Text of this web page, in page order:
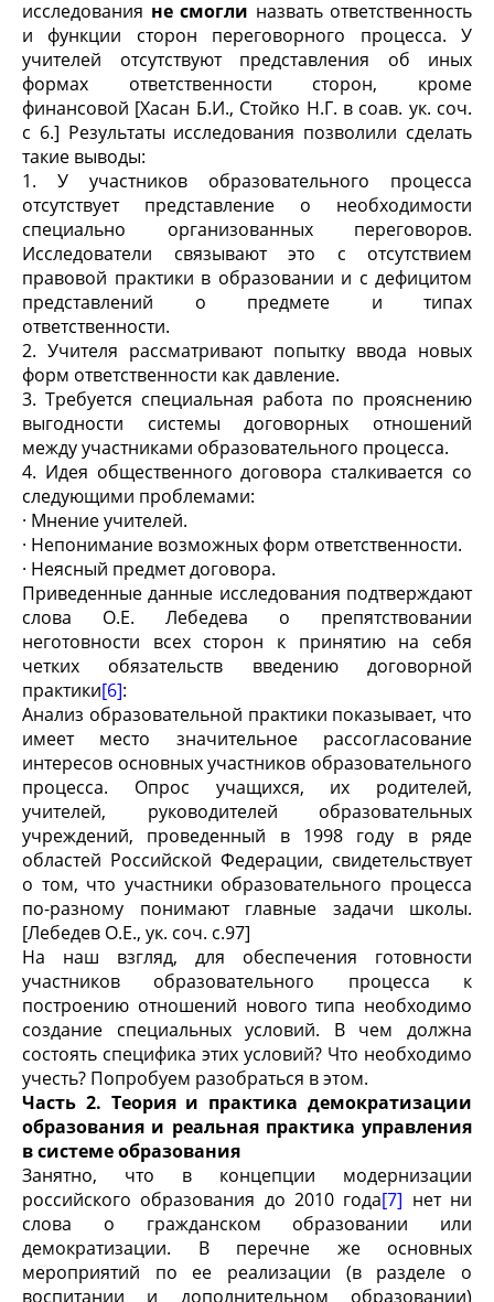
исследования не смогли назвать ответственность
и функции сторон переговорного процесса. У
учителей отсутствуют представления об иных
формах ответственности сторон, кроме
финансовой [Хасан Б.И., Стойко Н.Г. в соав. ук. соч.
с 6.] Результаты исследования позволили сделать
такие выводы:
1. У участников образовательного процесса
отсутствует представление о необходимости
специально организованных переговоров.
Исследователи связывают это с отсутствием
правовой практики в образовании и с дефицитом
представлений о предмете и типах
ответственности.
2. Учителя рассматривают попытку ввода новых
форм ответственности как давление.
3. Требуется специальная работа по прояснению
выгодности системы договорных отношений
между участниками образовательного процесса.
4. Идея общественного договора сталкивается со
следующими проблемами:
· Мнение учителей.
· Непонимание возможных форм ответственности.
· Неясный предмет договора.
Приведенные данные исследования подтверждают
слова О.Е. Лебедева о препятствовании
неготовности всех сторон к принятию на себя
четких обязательств введению договорной
практики[6]:
Анализ образовательной практики показывает, что
имеет место значительное рассогласование
интересов основных участников образовательного
процесса. Опрос учащихся, их родителей,
учителей, руководителей образовательных
учреждений, проведенный в 1998 году в ряде
областей Российской Федерации, свидетельствует
о том, что участники образовательного процесса
по-разному понимают главные задачи школы.
[Лебедев О.Е., ук. соч. с.97]
На наш взгляд, для обеспечения готовности
участников образовательного процесса к
построению отношений нового типа необходимо
создание специальных условий. В чем должна
состоять специфика этих условий? Что необходимо
учесть? Попробуем разобраться в этом.
Часть 2. Теория и практика демократизации
образования и реальная практика управления
в системе образования
Занятно, что в концепции модернизации
российского образования до 2010 года[7] нет ни
слова о гражданском образовании или
демократизации. В перечне же основных
мероприятий по ее реализации (в разделе о
воспитании и дополнительном образовании)